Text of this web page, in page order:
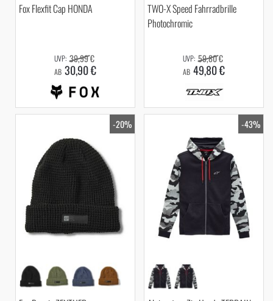
Fox Flexfit Cap HONDA
AB 30,90 €
39,99 €
TWO-X Speed Fahrradbrille
Photochromic
AB 49,80 €
59,80 €
-20% -43%